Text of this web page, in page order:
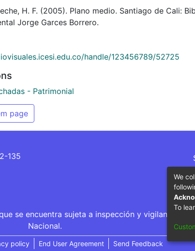
H. F. (2005). Plano medio. Santiago de Cali:
Jorge Garces Borrero.
handle/123456789/52725
- Patrimonial
page
135
se encuentra sujeta a inspección y vigilancia
Nacional.
policy End User Agreement Send Feedback
We
To